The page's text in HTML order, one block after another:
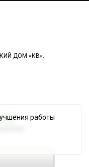
ДОМ «КВ».
работы